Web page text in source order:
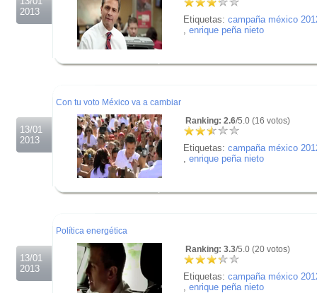
2013
Etiquetas: campaña méxico
enrique peña nieto
13/01
2013
Con tu voto México va a cambiar
Ranking: 2.6/5.0 (16 votos)
Etiquetas: campaña méxico
enrique peña nieto
13/01
2013
Política energética
Ranking: 3.3/5.0 (20 votos)
Etiquetas: campaña méxico
enrique peña nieto